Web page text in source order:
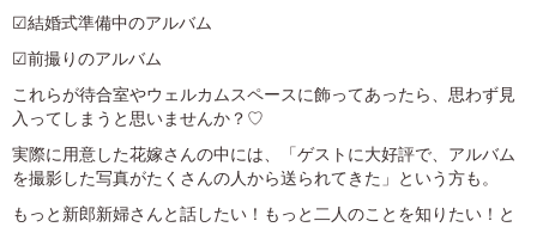
☑結婚式準備中のアルバム
☑前撮りのアルバム
これらが待合室やウェルカムスペースに飾ってあったら、思わず見
入ってしまうと思いませんか？♡
実際に用意した花嫁さんの中には、「ゲストに大好評で、アルバム
を撮影した写真がたくさんの人から送られてきた」という方も。
もっと新郎新婦さんと話したい！もっと二人のことを知りたい！と